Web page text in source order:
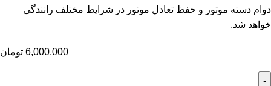
دوام دسته موتور و حفظ تعادل موتور در شرایط مختلف رانندگی
خواهد شد.
6,000,000 تومان